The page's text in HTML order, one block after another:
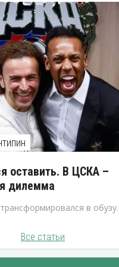
оставить. В ЦСКА –
дилемма
в обузу.
Все статьи